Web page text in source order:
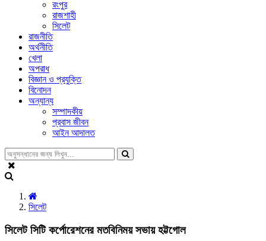
রংপুর
রাজশাহী
সিলেট
রাজনীতি
অর্থনীতি
খেলা
অপরাধ
বিজ্ঞান ও প্রযুক্তি
বিনোদন
অন্যান্য
সম্পাদকীয়
প্রবাস জীবন
আইন আদালত
সিলেট
সিলেট সিটি কর্পোরেশনের মতবিনিময় সভায় হট্টগোল